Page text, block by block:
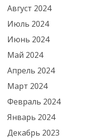
Август 2024
Июль 2024
Июнь 2024
Май 2024
Апрель 2024
Март 2024
Февраль 2024
Январь 2024
Декабрь 2023